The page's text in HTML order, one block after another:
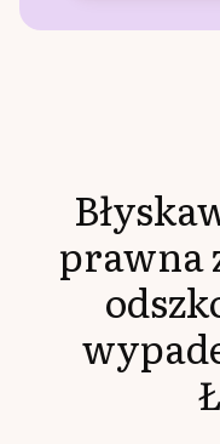
prawna